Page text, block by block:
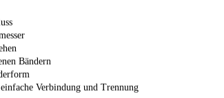
Bändern
Verbindung und Trennung